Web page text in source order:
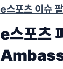
e스포츠 이슈
e스포츠